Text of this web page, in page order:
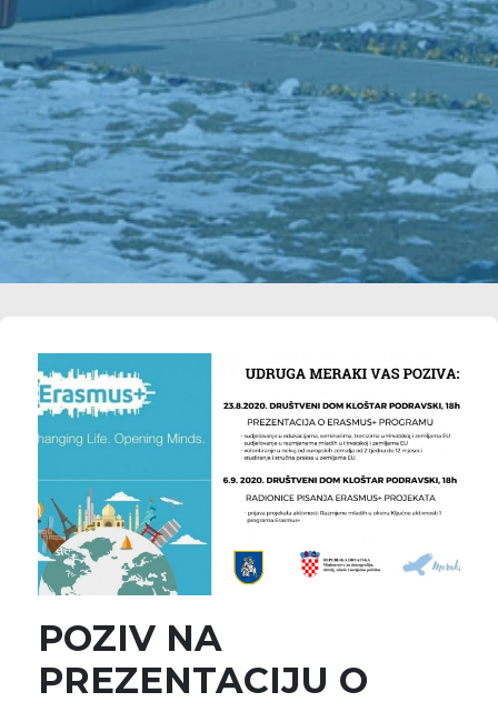
POZIV NA
PREZENTACIJU O